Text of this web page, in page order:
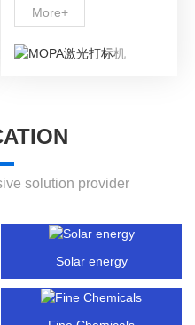
More+
solution provider
Solar energy